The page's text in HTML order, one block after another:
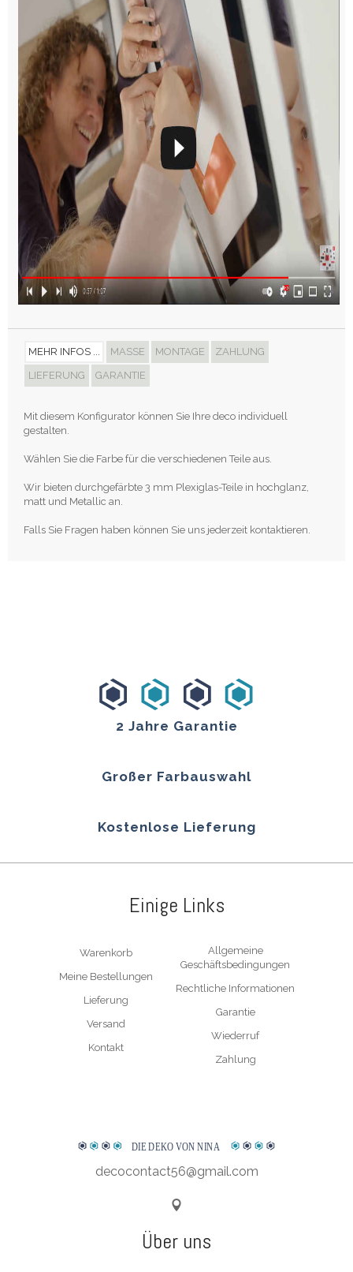
MEHR INFOS ... MASSE MONTAGE
ZAHLUNG
LIEFERUNG
GARANTIE
Mit diesem Konfigurator können Sie Ihre deco individuell
gestalten.
Wählen Sie die Farbe für die verschiedenen Teile aus.
Wir bieten durchgefärbte 3 mm Plexiglas-Teile in hochglanz,
matt und Metallic an.
Falls Sie Fragen haben können Sie uns jederzeit kontaktieren.
2 Jahre Garantie
Großer Farbauswahl
Kostenlose Lieferung
Einige Links
Warenkorb
Meine Bestellungen
Lieferung
Versand
Kontakt
Allgemeine
Geschäftsbedingungen
Rechtliche Informationen
Garantie
Wiederruf
Zahlung
DIE DEKO VON NINA
decocontact56@gmail.com
Über uns